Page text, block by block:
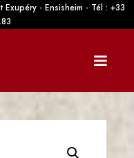
Exupéry - Ensisheim - Tél : +33